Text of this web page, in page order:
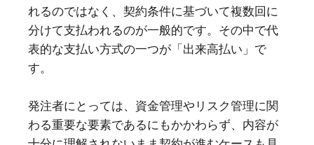
れるのではなく、契約条件に基づいて複数回に
分けて支払われるのが一般的です。その中で代
表的な支払い方式の一つが「出来高払い」で
す。
発注者にとっては、資金管理やリスク管理に関
わる重要な要素であるにもかかわらず、内容が